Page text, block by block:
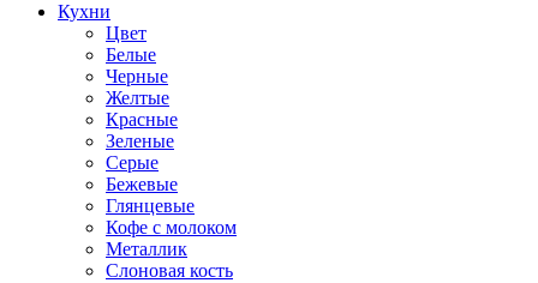
Кухни
Цвет
Белые
Черные
Желтые
Красные
Зеленые
Серые
Бежевые
Глянцевые
Кофе с молоком
Металлик
Слоновая кость